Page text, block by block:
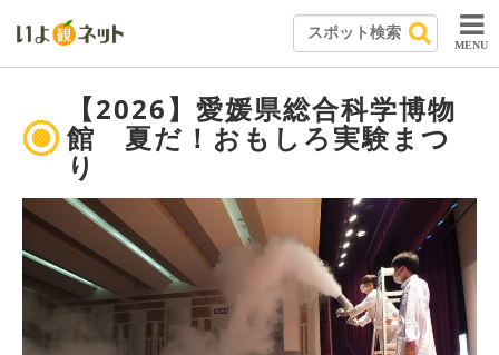
MENU
【2026】愛媛県総合科学博物
館 夏だ！おもしろ実験まつ
り